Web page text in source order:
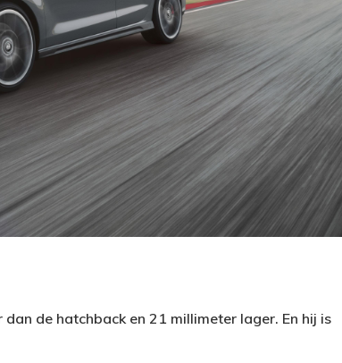
de hatchback en 21 millimeter lager. En hij is